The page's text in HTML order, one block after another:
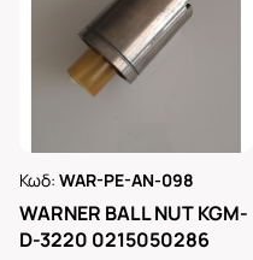
Κωδ:WAR-PE-AN-098
WARNER BALL NUT KGM-
D-3220 0215050286